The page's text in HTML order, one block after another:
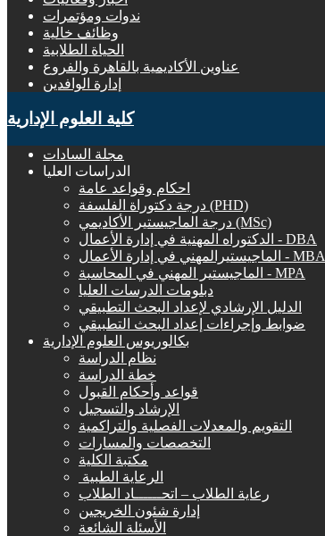
ندوات ومؤتمرات
وظائف خالية
الحياة الطلابية
عناوين الأكاديمية بالقاهرة والفروع
إدارة الوافدين
كلية العلوم الإدارية
مجلة السادات
الدراسات العليا
احكام وقواعد عامة
درجة دكتوراة الفلسفة (PHD)
درجة الماجيستير الأكاديمي (MSc)
الدكتوراه المهنية في إدارة الأعمال - DBA
الماجيستيرالمهني في إدارة الأعمال - MBA
الماجيستير المهني في المحاسبة - MPA
دبلومات الدرسات العليا
الدليل الإرشادي لإعداد البحث التطبيقي
ضوابط وإجراءات إعداد البحث التطبيقي
بكالوريوس العلوم الإدارية
نظام الدراسة
خطة الدراسة
قواعد وأحكام القبول
الإرشاد والتسجيل
التقويم والمعدلات الفصلية والتراكمية
التخصصات والمسارات
مكتبة الكلية
الرعاية الطبية ‏
رعاية الطلاب – اتحــــــاد الطلاب
إدارة شئون الخريجين
الأسئلة الشائعة